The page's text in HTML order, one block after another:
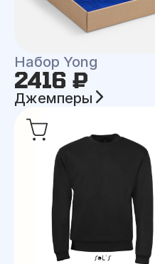
Набор Yong
2416 ₽
Джемперы